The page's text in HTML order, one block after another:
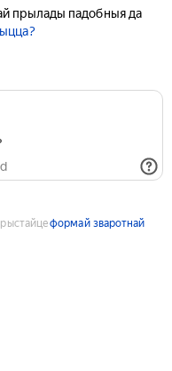
прылады падобныя да
формай зваротнай